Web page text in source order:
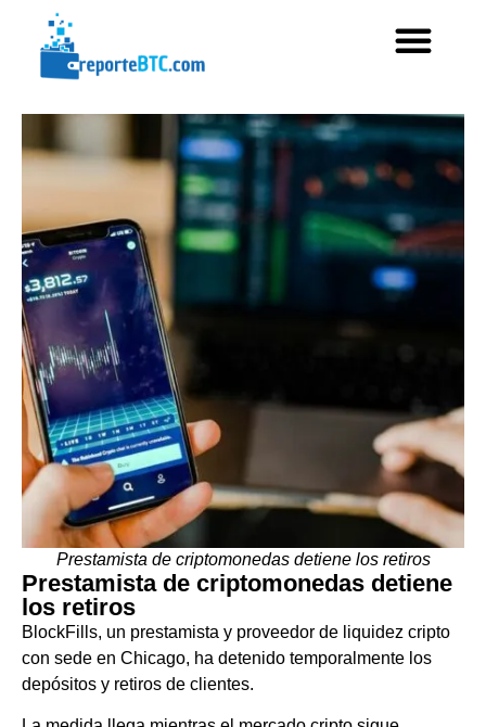
Prestamista de criptomonedas detiene los retiros
Prestamista de criptomonedas detiene
los retiros
BlockFills, un prestamista y proveedor de liquidez cripto
con sede en Chicago, ha detenido temporalmente los
depósitos y retiros de clientes.